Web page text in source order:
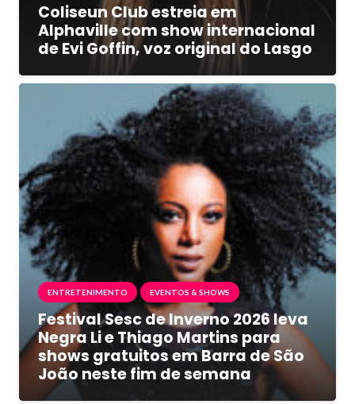
Coliseun Club estreia em
Alphaville com show internacional
de Evi Goffin, voz original do Lasgo
ENTRETENIMENTO EVENTOS & SHOWS
Festival Sesc de Inverno 2026 leva
Negra Li e Thiago Martins para
shows gratuitos em Barra de São
João neste fim de semana